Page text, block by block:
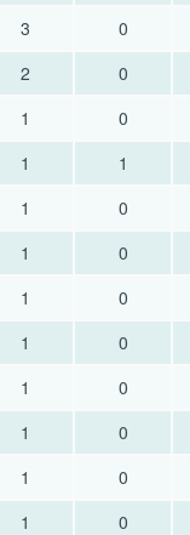
3
0
2
0
1
0
1
1
1
0
1
0
1
0
1
0
1
0
1
0
1
0
1
0